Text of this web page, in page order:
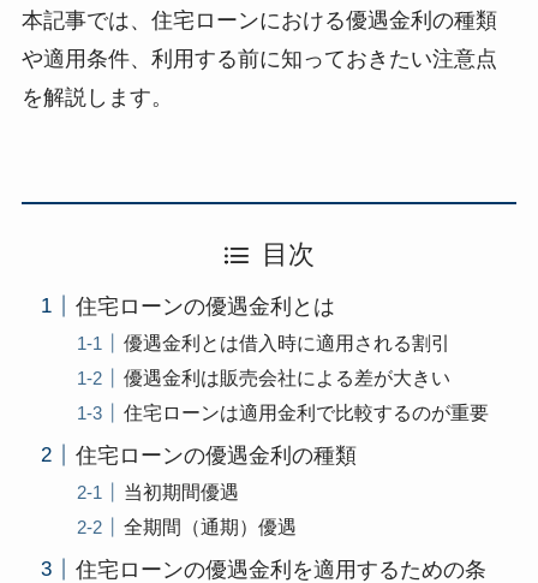
本記事では、住宅ローンにおける優遇金利の種類
や適用条件、利用する前に知っておきたい注意点
を解説します。
目次
住宅ローンの優遇金利とは
優遇金利とは借入時に適用される割引
優遇金利は販売会社による差が大きい
住宅ローンは適用金利で比較するのが重要
住宅ローンの優遇金利の種類
当初期間優遇
全期間（通期）優遇
住宅ローンの優遇金利を適用するための条